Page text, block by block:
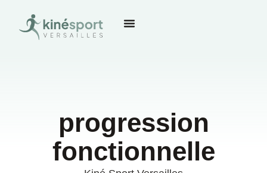
progression
fonctionnelle